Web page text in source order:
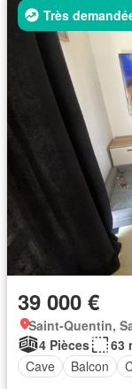
Très
39 000 €
Saint-Quentin,
4 Pièces
63
Cave
Balcon